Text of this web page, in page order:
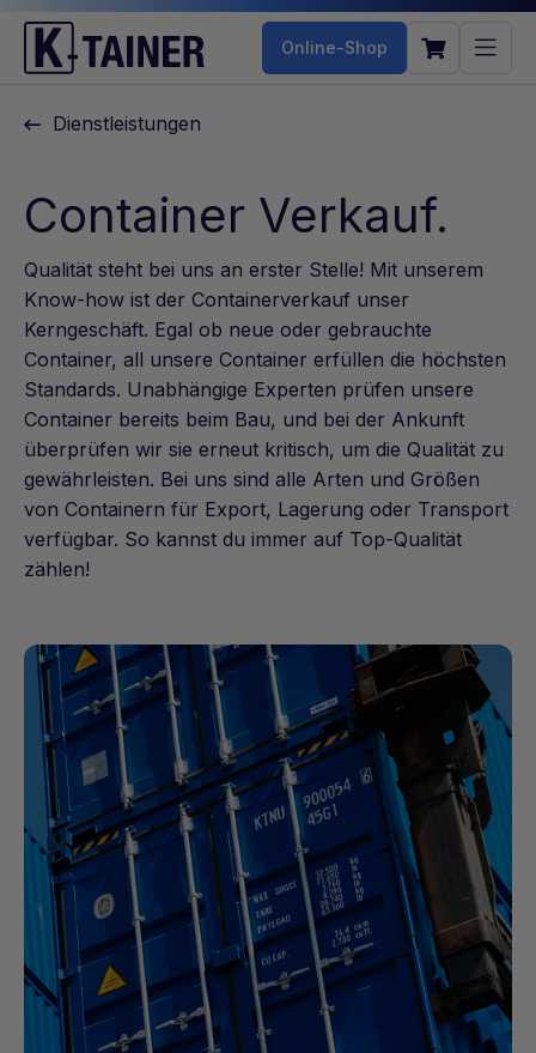
Online-Shop
Dienstleistungen
Container Verkauf.
Qualität steht bei uns an erster Stelle! Mit unserem
Know-how ist der Containerverkauf unser
Kerngeschäft. Egal ob neue oder gebrauchte
Container, all unsere Container erfüllen die höchsten
Standards. Unabhängige Experten prüfen unsere
Container bereits beim Bau, und bei der Ankunft
überprüfen wir sie erneut kritisch, um die Qualität zu
gewährleisten. Bei uns sind alle Arten und Größen
von Containern für Export, Lagerung oder Transport
verfügbar. So kannst du immer auf Top-Qualität
zählen!